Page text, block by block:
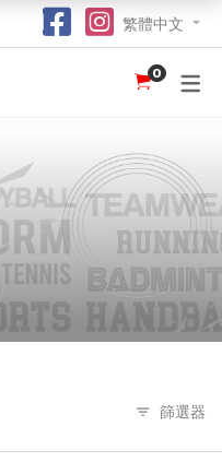
繁體中文
0
篩選器